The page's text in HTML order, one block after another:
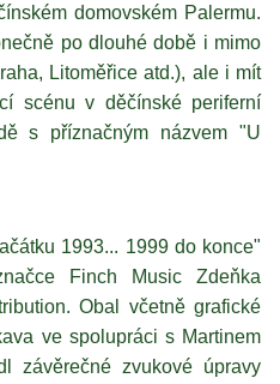
domovském Palermu.
po dlouhé době i mimo
Litoměřice atd.), ale i mít
scénu v děčínské periferní
s příznačným názvem "U
1993... 1999 do konce"
Finch Music Zdeňka
Obal včetně grafické
ve spolupráci s Martinem
závěrečné zvukové úpravy